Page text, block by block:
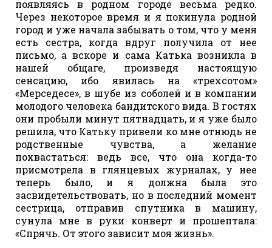
появляясь в родном городе весьма редко.
Через некоторое время и я покинула родной
город и уже начала забывать о том, что у меня
есть сестра, когда вдруг получила от нее
письмо, а вскоре и сама Катька возникла в
нашей общаге, произведя настоящую
сенсацию, ибо явилась на «трехсотом»
«Мерседесе», в шубе из соболей и в компании
молодого человека бандитского вида. В гостях
они пробыли минут пятнадцать, и я уже было
решила, что Катьку привели ко мне отнюдь не
родственные чувства, а желание
похвастаться: ведь все, что она когда-то
присмотрела в глянцевых журналах, у нее
теперь было, и я должна была это
засвидетельствовать, но в последний момент
сестрица, отправив спутника в машину,
сунула мне в руки конверт и прошептала:
«Спрячь. От этого зависит моя жизнь».